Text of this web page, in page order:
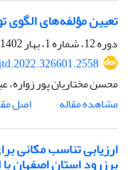
تعیین مؤلفه‌های
دوره 12، شماره 1، بهار 1402، صفحه
محسن مختاریان پور
مشاهده مقاله
اصل
ارزیابی تناسب مکانی
برزرود استان اصفهان